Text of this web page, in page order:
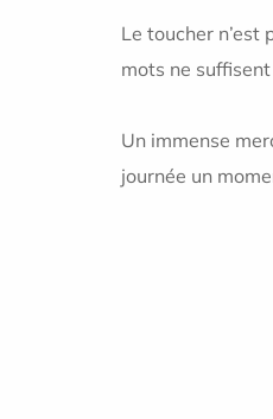
Le toucher
mots ne
Un immense
journée un